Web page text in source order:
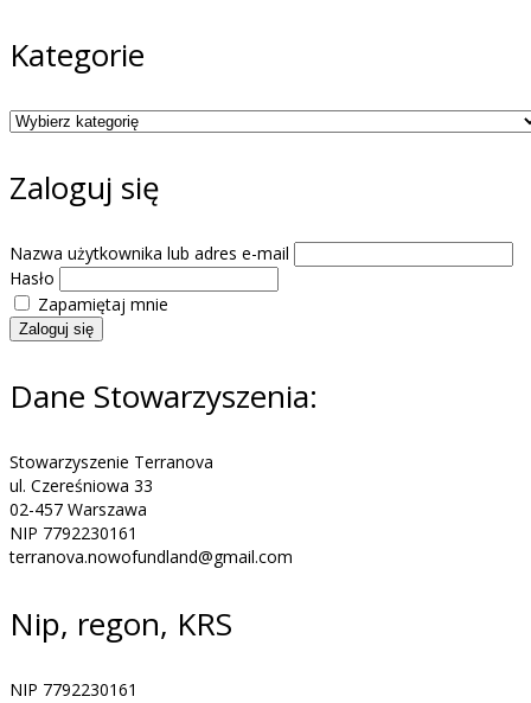
Kategorie
Kategorie
Zaloguj się
Nazwa użytkownika lub adres e-mail
Hasło
Zapamiętaj mnie
Zaloguj się
Dane Stowarzyszenia:
Stowarzyszenie Terranova
ul. Czereśniowa 33
02-457 Warszawa
NIP 7792230161
terranova.nowofundland@gmail.com
Nip, regon, KRS
NIP 7792230161